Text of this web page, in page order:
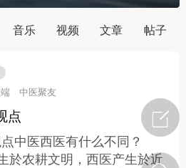
音乐 视频 文章 帖子
中医聚友
点
中医西医有什么不同？
於农耕文明，西医产生於近